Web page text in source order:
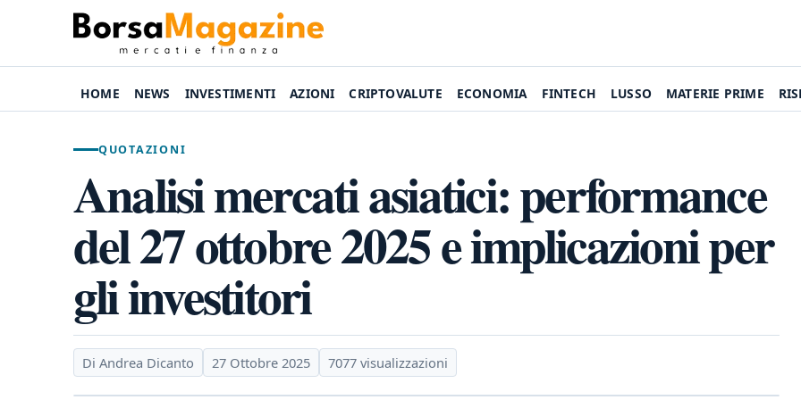
HOME NEWS INVESTIMENTI AZIONI CRIPTOVALUTE ECONOMIA FINTECH LUSSO MATERIE PRIME
QUOTAZIONI
Analisi mercati asiatici: performance
del 27 ottobre 2025 e implicazioni per
gli investitori
Di Andrea Dicanto 27 Ottobre 2025 7077 visualizzazioni